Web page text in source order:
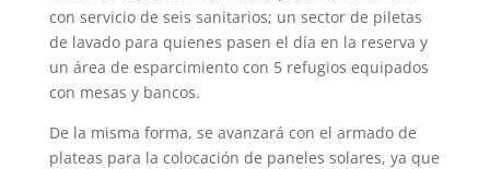
con servicio de seis sanitarios; un sector de piletas
de lavado para quienes pasen el día en la reserva y
un área de esparcimiento con 5 refugios equipados
con mesas y bancos.
De la misma forma, se avanzará con el armado de
plateas para la colocación de paneles solares, ya que